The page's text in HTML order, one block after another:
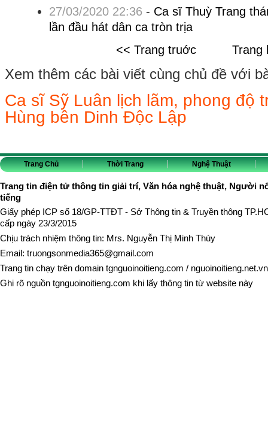
27/03/2020 22:36 - Ca sĩ Thuỳ Trang
lần đầu hát dân ca tròn trịa
<< Trang truớc
Trang
Xem thêm các bài viết cùng chủ đề với
Ca sĩ Sỹ Luân lịch lãm, phong độ
Hùng bên Dinh Độc Lập
Trang Chủ Thời Trang Nghệ Thuật
Trang tin điện tử thông tin giải trí, Văn hóa nghệ thuật, Người
tiếng
Giấy phép ICP số 18/GP-TTĐT - Sở Thông tin & Truyền thông
cấp ngày 23/3/2015
Chịu trách nhiệm thông tin: Mrs. Nguyễn Thị Minh Thúy
Email: truongsonmedia365@gmail.com
Trang tin chạy trên domain tgnguoinoitieng.com / nguoinoitieng.net.vn
Ghi rõ nguồn tgnguoinoitieng.com khi lấy thông tin từ website này